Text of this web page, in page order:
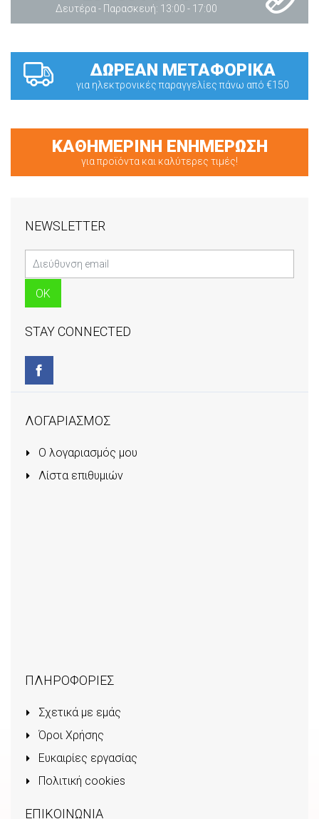
Δευτέρα - Παρασκευή: 13:00 - 17:00
ΔΩΡΕΑΝ ΜΕΤΑΦΟΡΙΚΑ
για ηλεκτρονικές παραγγελίες πάνω από €150
ΚΑΘΗΜΕΡΙΝΗ ΕΝΗΜΕΡΩΣΗ
για προϊόντα και καλύτερες τιμές!
NEWSLETTER
STAY CONNECTED
ΛΟΓΑΡΙΑΣΜΟΣ
Ο λογαριασμός μου
Λίστα επιθυμιών
ΠΛΗΡΟΦΟΡΙΕΣ
Σχετικά με εμάς
Όροι Χρήσης
Ευκαιρίες εργασίας
Πολιτική cookies
ΕΠΙΚΟΙΝΩΝΙΑ